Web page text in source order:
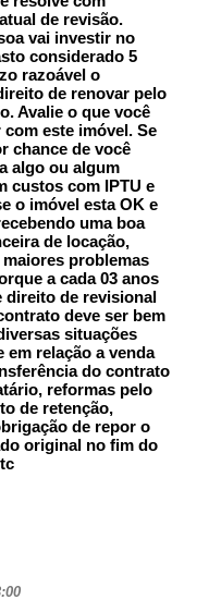
de revisão.
vai investir no
considerado 5
razoável o
de renovar pelo
Avalie o que você
este imóvel. Se
chance de você
algo ou algum
custos com IPTU e
o imóvel esta OK e
uma boa
de locação,
problemas
a cada 03 anos
direito de revisional
deve ser bem
situações
em relação a venda
do contrato
reformas pelo
de retenção,
de repor o
original no fim do